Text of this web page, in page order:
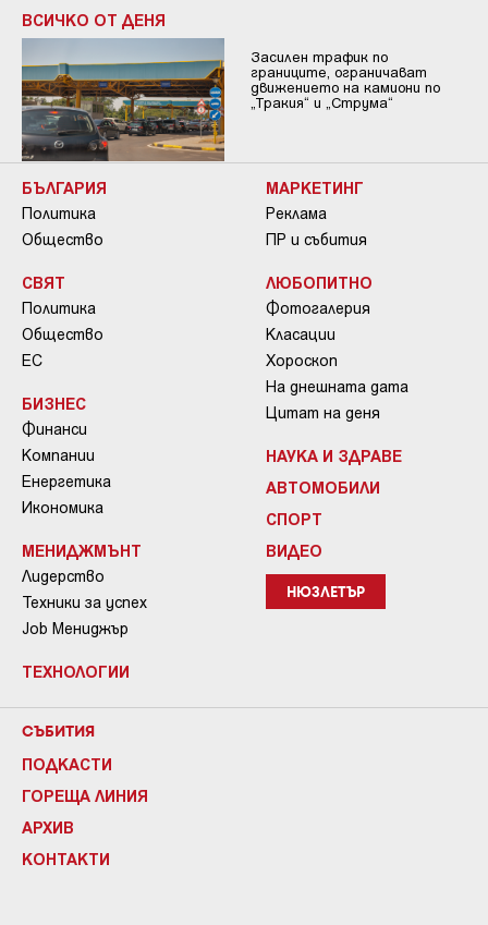
ВСИЧКО ОТ ДЕНЯ
Засилен трафик по
границите, ограничават
движението на камиони по
„Тракия“ и „Струма“
БЪЛГАРИЯ
Политика
Общество
СВЯТ
Политика
Общество
ЕС
БИЗНЕС
Финанси
Компании
Енергетика
Икономика
МЕНИДЖМЪНТ
Лидерство
Техники за успех
Job Мениджър
ТЕХНОЛОГИИ
МАРКЕТИНГ
Реклама
ПР и събития
ЛЮБОПИТНО
Фотогалерия
Класации
Хороскоп
На днешната дата
Цитат на деня
НАУКА И ЗДРАВЕ
АВТОМОБИЛИ
СПОРТ
ВИДЕО
НЮЗЛЕТЪР
СЪБИТИЯ
ПОДКАСТИ
ГОРЕЩА ЛИНИЯ
АРХИВ
КОНТАКТИ